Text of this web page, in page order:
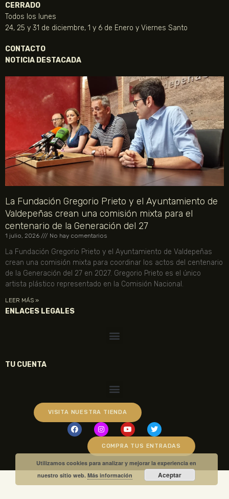
CERRADO
Todos los lunes
24, 25 y 31 de diciembre, 1 y 6 de Enero y Viernes Santo
CONTACTO
NOTICIA DESTACADA
La Fundación Gregorio Prieto y el Ayuntamiento de
Valdepeñas crean una comisión mixta para el
centenario de la Generación del 27
1 julio, 2026 No hay comentarios
La Fundación Gregorio Prieto y el Ayuntamiento de Valdepeñas
crean una comisión mixta para coordinar los actos del centenario
de la Generación del 27 en 2027. Gregorio Prieto es el único
artista plástico representado en la Comisión Nacional.
LEER MÁS »
ENLACES LEGALES
TU CUENTA
VISITA NUESTRA TIENDA
COMPRA TUS ENTRADAS
Utilizamos cookies para analizar y mejorar la experiencia en
nuestro sitio web.Más información Aceptar